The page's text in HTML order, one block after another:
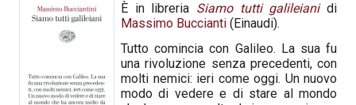
È in libreria Siamo tutti galileiani di
Massimo Buccianti (Einaudi).
Tutto comincia con Galileo. La sua fu
una rivoluzione senza precedenti, con
molti nemici: ieri come oggi. Un nuovo
modo di vedere e di stare al mondo